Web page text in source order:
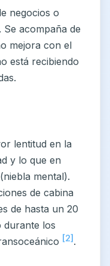
negocios o
acompaña de
mejora con el
está recibiendo
lentitud en la
y lo que en
mental).
de cabina
de hasta un 20
durante los
[2] .